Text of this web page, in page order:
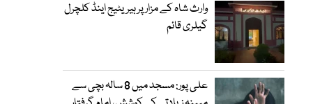
وارث شاہ کے مزار پر ہیریٹیج اینڈ کلچرل
گیلری قائم
علی پور: مسجد میں 8 سالہ بچی سے